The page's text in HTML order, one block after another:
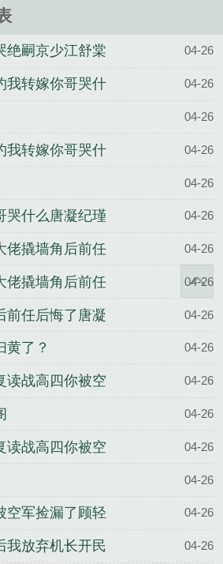
归全文完整
绝嗣京少江舒棠
04-26
我转嫁你哥哭什
04-26
04-26
我转嫁你哥哭什
04-26
04-26
哭什么唐凝纪瑾
04-26
佬撬墙角后前任
04-26
佬撬墙角后前任
04-26
前任后悔了唐凝
04-26
黄了？ 04-26
读战高四你被空
04-26
04-26
读战高四你被空
04-26
04-26
空军捡漏了顾轻
04-26
我放弃机长开民
04-26